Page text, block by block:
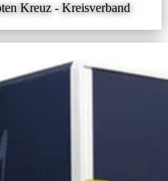
Kreuz - Kreisverband